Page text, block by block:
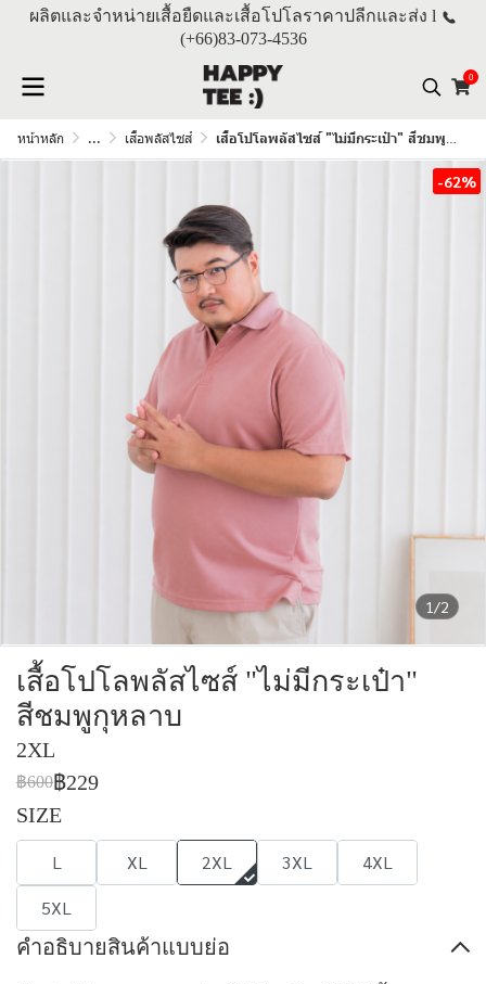
ผลิตและจำหน่ายเสื้อยืดและเสื้อโปโลราคาปลีกและส่ง l
(+66)83-073-4536
0
หน้าหลัก ... เสื้อพลัสไซส์ เสื้อโปโลพลัสไซส์ "ไม่มีกระเป๋า" สีชมพูกุหลาบ
1/2
-62%
เสื้อโปโลพลัสไซส์ "ไม่มีกระเป๋า"
สีชมพูกุหลาบ
2XL
฿600฿229
SIZE
L XL 2XL 3XL
4XL
5XL
คำอธิบายสินค้าแบบย่อ